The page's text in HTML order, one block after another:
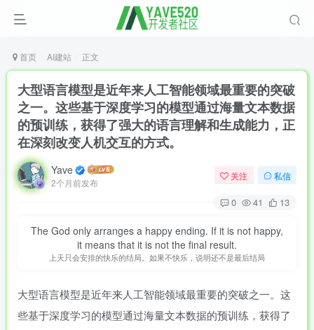
首页 AI建站 正文
大型语言模型是近年来人工智能领域最重要的突破
之一。这些基于深度学习的模型通过海量文本数据
的预训练，获得了强大的语言理解和生成能力，正
在深刻改变人机交互的方式。
Yave
2个月前发布
关注 私信
0 41 13
The God only arranges a happy ending. If it is not happy,
it means that it is not the final result.
上天只会安排的快乐的结局。如果不快乐，说明还不是最后结局
大型语言模型是近年来人工智能领域最重要的突破之一。这
些基于深度学习的模型通过海量文本数据的预训练，获得了